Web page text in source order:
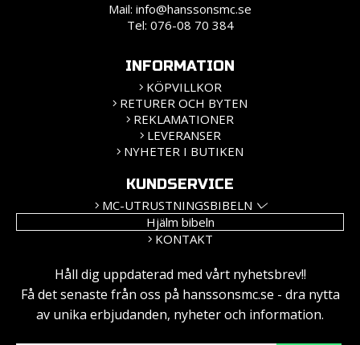
Mail: info@hanssonsmc.se
Tel: 076-08 70 384
INFORMATION
KÖPVILLKOR
RETURER OCH BYTEN
REKLAMATIONER
LEVERANSER
NYHETER I BUTIKEN
KUNDSERVICE
MC-UTRUSTNINGSBIBELN
Hjälm bibeln
KONTAKT
Håll dig uppdaterad med vårt nyhetsbrev!!
Få det senaste från oss på hanssonsmc.se - dra nytta
av unika erbjudanden, nyheter och information.